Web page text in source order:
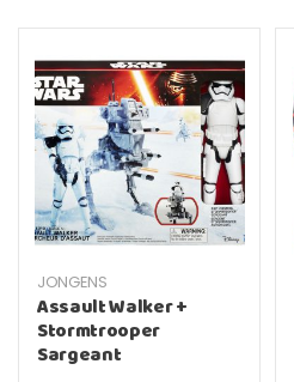
JONGENS
Assault Walker +
Stormtrooper
Sargeant